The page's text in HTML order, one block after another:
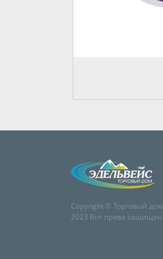
Copyright © Торговый
2023 Все права